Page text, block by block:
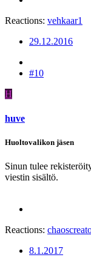
Reactions: vehkaar1
29.12.2016
#10
H
huve
Huoltovalikon jäsen
Sinun tulee
viestin sisältö.
Reactions:
8.1.2017